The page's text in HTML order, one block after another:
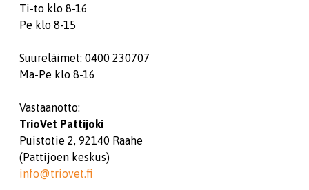
Ti-to klo 8-16
Pe klo 8-15
Suureläimet: 0400 230707
Ma-Pe klo 8-16
Vastaanotto:
TrioVet Pattijoki
Puistotie 2, 92140 Raahe
(Pattijoen keskus)
info@triovet.fi